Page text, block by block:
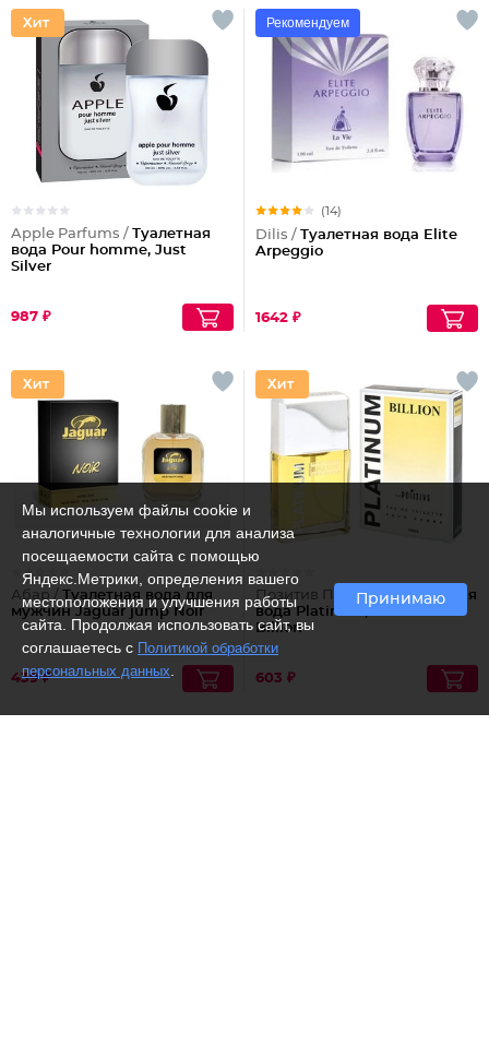
Apple Parfums / Туалетная
вода Pour homme, Just
Silver
987 ₽
Рекомендуем
(14)
Dilis / Туалетная вода Elite
Arpeggio
1642 ₽
Абар / Туалетная вода для
мужчин Jaguar jump Noir
439 ₽
Позитив Парфюм /Туалетная
вода Platinum, Platinum
Billion
603 ₽
Мы используем файлы cookie и
аналогичные технологии для анализа
посещаемости сайта с помощью
Яндекс.Метрики, определения вашего
местоположения и улучшения работы
сайта. Продолжая использовать сайт, вы
соглашаетесь с Политикой обработки
персональных данных
Принимаю